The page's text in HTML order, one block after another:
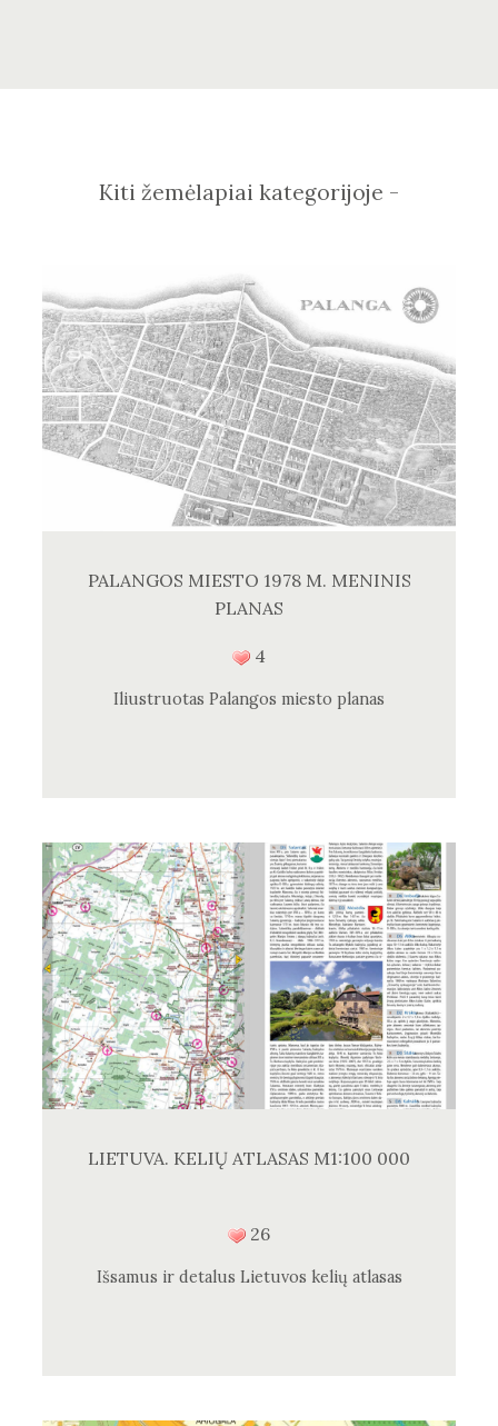
Kiti žemėlapiai kategorijoje -
PALANGOS MIESTO 1978 M. MENINIS
PLANAS
4
Iliustruotas Palangos miesto planas
LIETUVA. KELIŲ ATLASAS M1:100 000
26
Išsamus ir detalus Lietuvos kelių atlasas